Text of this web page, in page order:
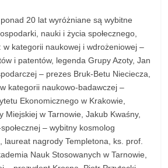
20 lat wyróżniane są wybitne
nauki i życia społecznego,
w kategorii naukowej i wdrożeniowej –
i patentów, legenda Grupy Azoty, Jan
– prezes Bruk-Betu Nieciecza,
kategorii naukowo-badawczej –
Ekonomicznego w Krakowie,
Miejskiej w Tarnowie, Jakub Kwaśny,
– wybitny kosmolog
laureat nagrody Templetona, ks. prof.
Nauk Stosowanych w Tarnowie,